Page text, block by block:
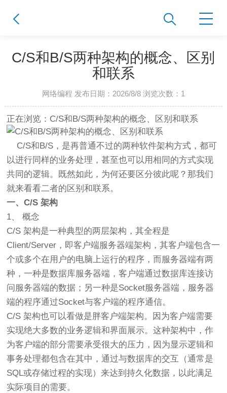
C/S和B/S两种架构的概念、区别
和联系
网络编程 发布日期：2026/8/8 浏览次数： 1
正在浏览：C/S和B/S两种架构的概念、区别和联系
C/S和B/S，是再普通不过的两种软件架构方式，都可
以进行同样的业务处理，甚至也可以用相同的方式实现
共同的逻辑。既然如此，为何还要区分彼此呢？那我们
就来看看二者的区别和联系。
一、C/S 架构
1、 概念
C/S 架构是一种典型的两层架构，其全程是
Client/Server，即客户端服务器端架构，其客户端包含一
个或多个在用户的电脑上运行的程序，而服务器端有两
种，一种是数据库服务器端，客户端通过数据库连接访
问服务器端的数据；另一种是Socket服务器端，服务器
端的程序通过Socket与客户端的程序通信。
C/S 架构也可以看做是胖客户端架构。因为客户端需要
实现绝大多数的业务逻辑和界面展示。这种架构中，作
为客户端的部分需要承受很大的压力，因为显示逻辑和
事务处理都包含在其中，通过与数据库的交互（通常是
SQL或存储过程的实现）来达到持久化数据，以此满足
实际项目的需要。